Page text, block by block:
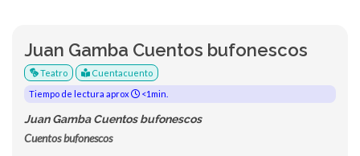
Juan Gamba Cuentos bufonescos
Teatro
Cuentacuento
Tiempo de lectura aprox
<1min.
Juan Gamba Cuentos bufonescos
Cuentos bufonescos